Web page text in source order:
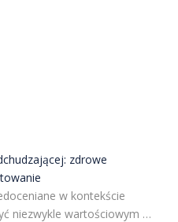
zdrowe
w kontekście
niezwykle wartościowym …